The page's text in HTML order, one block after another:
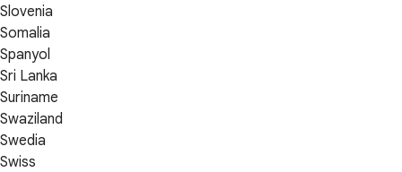
Slovenia
Somalia
Spanyol
Sri Lanka
Suriname
Swaziland
Swedia
Swiss